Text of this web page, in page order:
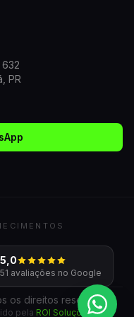
PR
5,0
51 avaliações no Google
os direitos reservados.
pela ROI Soluções